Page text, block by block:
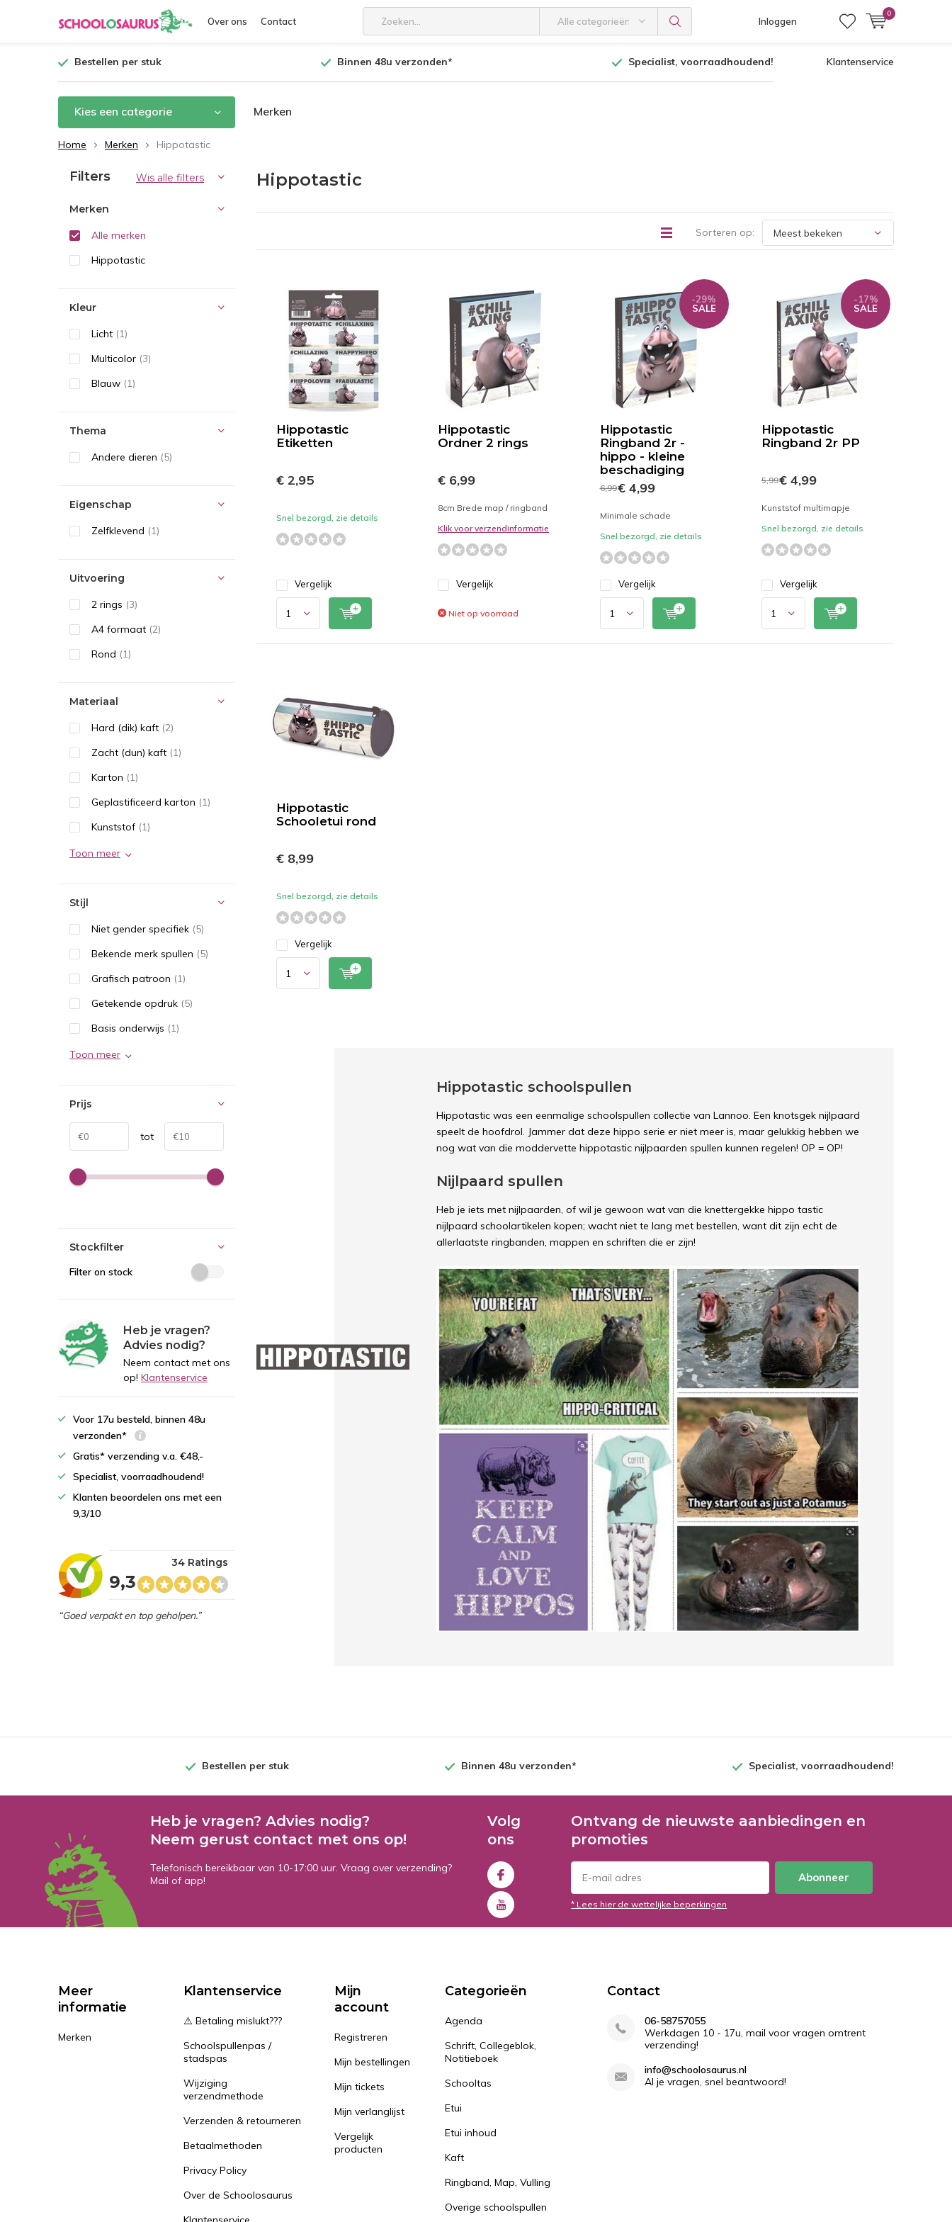
Over ons Contact Alle categorieën Inloggen
0
Bestellen per stuk Binnen 48u verzonden* Specialist, voorraadhoudend! Klantenservice
Kies een categorie Merken
Home Merken Hippotastic
Hippotastic
Sorteren op:
Hippotastic
Etiketten
€ 2,95
Snel bezorgd, zie details
Vergelijk
Hippotastic
Ordner 2 rings
€ 6,99
8cm Brede map / ringband
Klik voor verzendinformatie
Vergelijk
Niet op voorraad
Hippotastic
Ringband 2r -
hippo - kleine
beschadiging
-29%
SALE
6,99€ 4,99
Minimale schade
Snel bezorgd, zie details
Vergelijk
Hippotastic
Ringband 2r PP
-17%
SALE
5,99€ 4,99
Kunststof multimapje
Snel bezorgd, zie details
Vergelijk
Hippotastic
Schooletui rond
€ 8,99
Snel bezorgd, zie details
Vergelijk
Hippotastic schoolspullen
Hippotastic was een eenmalige schoolspullen collectie van Lannoo. Een knotsgek nijlpaard
speelt de hoofdrol. Jammer dat deze hippo serie er niet meer is, maar gelukkig hebben we
nog wat van die moddervette hippotastic nijlpaarden spullen kunnen regelen! OP = OP!
Nijlpaard spullen
Heb je iets met nijlpaarden, of wil je gewoon wat van die knettergekke hippo tastic
nijlpaard schoolartikelen kopen; wacht niet te lang met bestellen, want dit zijn echt de
allerlaatste ringbanden, mappen en schriften die er zijn!
Filters Wis alle filters
Merken
Alle merken
Hippotastic
Kleur
Licht (1)
Multicolor (3)
Blauw (1)
Thema
Andere dieren (5)
Eigenschap
Zelfklevend (1)
Uitvoering
2 rings (3)
A4 formaat (2)
Rond (1)
Materiaal
Hard (dik) kaft (2)
Zacht (dun) kaft (1)
Karton (1)
Geplastificeerd karton (1)
Kunststof (1)
Toon meer
Stijl
Niet gender specifiek (5)
Bekende merk spullen (5)
Grafisch patroon (1)
Getekende opdruk (5)
Basis onderwijs (1)
Toon meer
Prijs
tot
Stockfilter
Filter on stock
Heb je vragen?
Advies nodig?
Neem contact met ons
op! Klantenservice
Voor 17u besteld, binnen 48u
verzonden*
Gratis* verzending v.a. €48,-
Specialist, voorraadhoudend!
Klanten beoordelen ons met een
9,3/10
9,3
34 Ratings
“Goed verpakt en top geholpen.”
Bestellen per stuk Binnen 48u verzonden* Specialist, voorraadhoudend!
Heb je vragen? Advies nodig?
Neem gerust contact met ons op!
Telefonisch bereikbaar van 10-17:00 uur. Vraag over verzending?
Mail of app!
Volg
ons
Ontvang de nieuwste aanbiedingen en
promoties
Abonneer
* Lees hier de wettelijke beperkingen
Meer
informatie
Merken
Klantenservice
⚠️ Betaling mislukt???
Schoolspullenpas /
stadspas
Wijziging
verzendmethode
Verzenden & retourneren
Betaalmethoden
Privacy Policy
Over de Schoolosaurus
Mijn
account
Registreren
Mijn bestellingen
Mijn tickets
Mijn verlanglijst
Vergelijk
producten
Categorieën
Agenda
Schrift, Collegeblok,
Notitieboek
Schooltas
Etui
Etui inhoud
Kaft
Ringband, Map, Vulling
Overige schoolspullen
Contact
06-58757055
Werkdagen 10 - 17u, mail voor vragen omtrent
verzending!
info@schoolosaurus.nl
Al je vragen, snel beantwoord!